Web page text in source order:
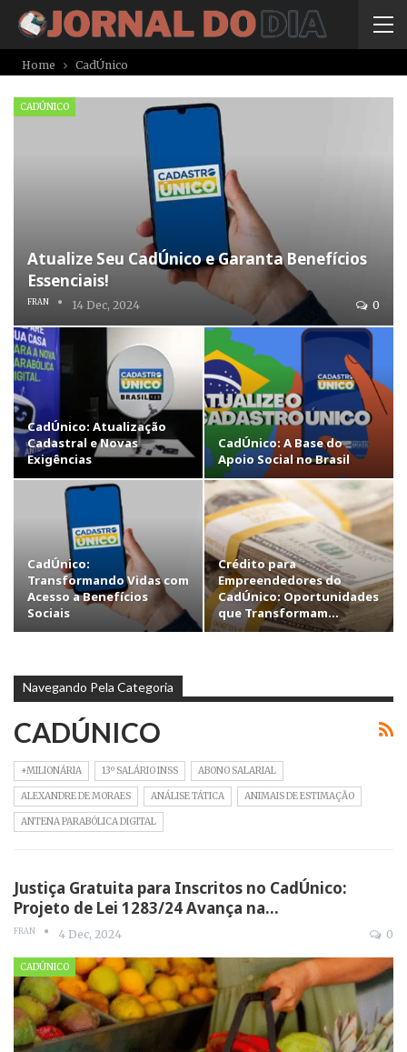
Home CadÚnico
CADÚNICO
Atualize Seu CadÚnico e Garanta Benefícios
Essenciais!
FRAN 14 Dec, 2024 0
CadÚnico: Atualização
Cadastral e Novas
Exigências
CadÚnico: A Base do
Apoio Social no Brasil
CadÚnico:
Transformando Vidas com
Acesso a Benefícios
Sociais
Crédito para
Empreendedores do
CadÚnico: Oportunidades
que Transformam…
Navegando Pela Categoria
CADÚNICO
+MILIONÁRIA 13º SALÁRIO INSS ABONO SALARIAL
ALEXANDRE DE MORAES ANÁLISE TÁTICA ANIMAIS DE ESTIMAÇÃO
ANTENA PARABÓLICA DIGITAL
Justiça Gratuita para Inscritos no CadÚnico:
Projeto de Lei 1283/24 Avança na…
FRAN 4 Dec, 2024 0
CADÚNICO